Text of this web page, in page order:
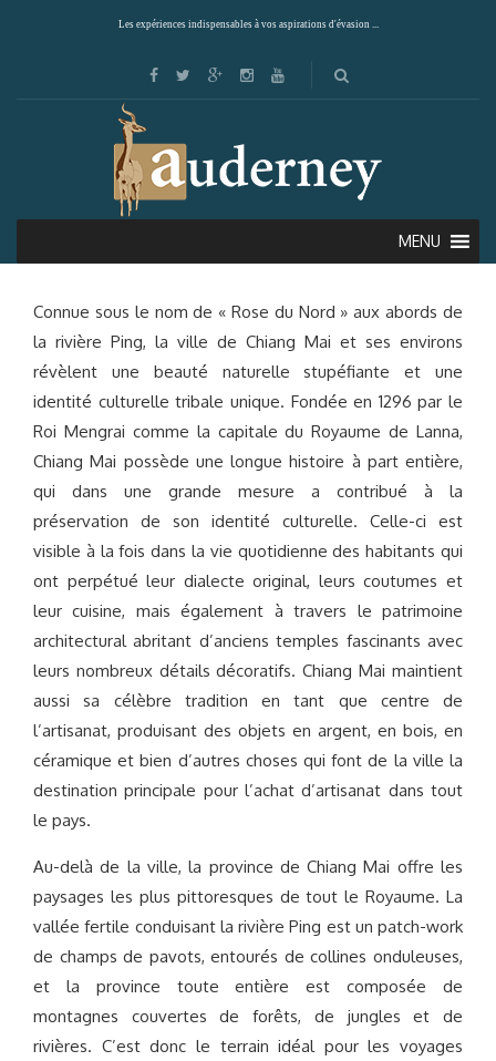
Les expériences indispensables à vos aspirations d'évasion ...
MENU
CHIANG MAI
Connue sous le nom de « Rose du Nord » aux abords de
la rivière Ping, la ville de Chiang Mai et ses environs
révèlent une beauté naturelle stupéfiante et une
identité culturelle tribale unique. Fondée en 1296 par le
Roi Mengrai comme la capitale du Royaume de Lanna,
Chiang Mai possède une longue histoire à part entière,
qui dans une grande mesure a contribué à la
préservation de son identité culturelle. Celle-ci est
visible à la fois dans la vie quotidienne des habitants qui
ont perpétué leur dialecte original, leurs coutumes et
leur cuisine, mais également à travers le patrimoine
architectural abritant d’anciens temples fascinants avec
leurs nombreux détails décoratifs. Chiang Mai maintient
aussi sa célèbre tradition en tant que centre de
l’artisanat, produisant des objets en argent, en bois, en
céramique et bien d’autres choses qui font de la ville la
destination principale pour l’achat d’artisanat dans tout
le pays.
Au-delà de la ville, la province de Chiang Mai offre les
paysages les plus pittoresques de tout le Royaume. La
vallée fertile conduisant la rivière Ping est un patch-work
de champs de pavots, entourés de collines onduleuses,
et la province toute entière est composée de
montagnes couvertes de forêts, de jungles et de
rivières. C’est donc le terrain idéal pour les voyages